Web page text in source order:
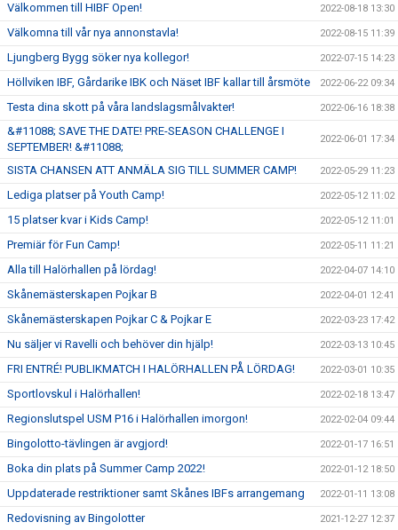
Välkommen till HIBF Open! 2022-08-18 13:30
Välkomna till vår nya annonstavla! 2022-08-15 11:39
Ljungberg Bygg söker nya kollegor! 2022-07-15 14:23
Höllviken IBF, Gårdarike IBK och Näset IBF kallar till årsmöte 2022-06-22 09:34
Testa dina skott på våra landslagsmålvakter! 2022-06-16 18:38
&#11088; SAVE THE DATE! PRE-SEASON CHALLENGE I
SEPTEMBER! &#11088;
2022-06-01 17:34
SISTA CHANSEN ATT ANMÄLA SIG TILL SUMMER CAMP! 2022-05-29 11:23
Lediga platser på Youth Camp! 2022-05-12 11:02
15 platser kvar i Kids Camp! 2022-05-12 11:01
Premiär för Fun Camp! 2022-05-11 11:21
Alla till Halörhallen på lördag! 2022-04-07 14:10
Skånemästerskapen Pojkar B 2022-04-01 12:41
Skånemästerskapen Pojkar C & Pojkar E 2022-03-23 17:42
Nu säljer vi Ravelli och behöver din hjälp! 2022-03-13 10:45
FRI ENTRÉ! PUBLIKMATCH I HALÖRHALLEN PÅ LÖRDAG! 2022-03-01 10:35
Sportlovskul i Halörhallen! 2022-02-18 13:47
Regionslutspel USM P16 i Halörhallen imorgon! 2022-02-04 09:44
Bingolotto-tävlingen är avgjord! 2022-01-17 16:51
Boka din plats på Summer Camp 2022! 2022-01-12 18:50
Uppdaterade restriktioner samt Skånes IBFs arrangemang 2022-01-11 13:08
Redovisning av Bingolotter 2021-12-27 12:37